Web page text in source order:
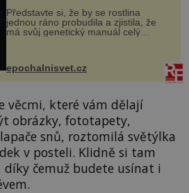
Představte si, že by se rostlina
jednou ráno probudila a zjistila, že
má svůj genetický manuál celý
vstupenka...
epochalnisvet.cz
věcmi, které vám dělají
obrázky, fototapety,
snů, roztomilá světýlka
v posteli. Klidně si tam
díky čemuž budete usínat i